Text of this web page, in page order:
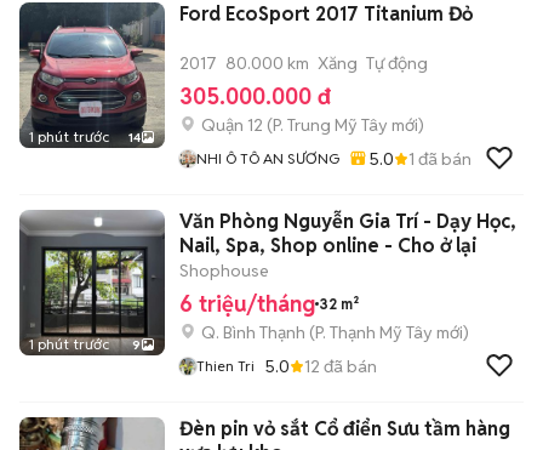
1 phút trước 14
Ford EcoSport 2017 Titanium Đỏ
2017 80.000 km Xăng Tự động
305.000.000 đ
Quận 12 (P. Trung Mỹ Tây mới)
NHI Ô TÔ AN SƯƠNG 5.0 1 đã bán
1 phút trước 9
Văn Phòng Nguyễn Gia Trí - Dạy Học,
Nail, Spa, Shop online - Cho ở lại
Shophouse
6 triệu/tháng 32 m²
Q. Bình Thạnh (P. Thạnh Mỹ Tây mới)
Thien Tri 5.0 12 đã bán
Đèn pin vỏ sắt Cổ điển Sưu tầm hàng